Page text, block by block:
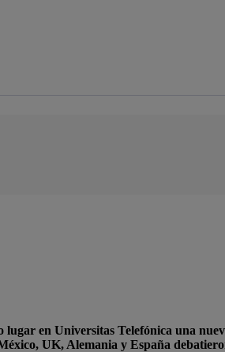
lugar en Universitas Telefónica una
UK, Alemania y España